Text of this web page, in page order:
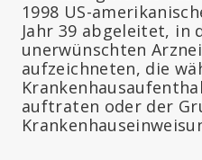
1998 US-
Jahr 39 abgeleitet, in
unerwünschten
aufzeichneten, die
auftraten oder der